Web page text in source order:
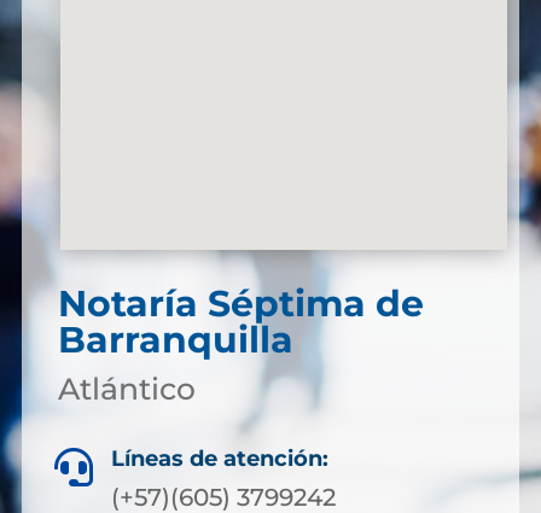
Notaría Séptima de
Barranquilla
Atlántico
 Líneas de atención:
(+57)(605) 3799242